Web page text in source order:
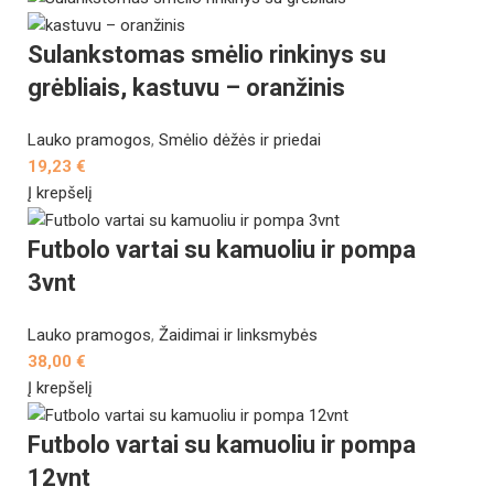
Sulankstomas smėlio rinkinys su
grėbliais, kastuvu – oranžinis
Lauko pramogos, Smėlio dėžės ir priedai
19,23 €
Į krepšelį
Futbolo vartai su kamuoliu ir pompa
3vnt
Lauko pramogos, Žaidimai ir linksmybės
38,00 €
Į krepšelį
Futbolo vartai su kamuoliu ir pompa
12vnt